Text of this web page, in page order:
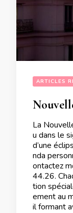
ARTICLES
La
u dans le
d’une
nda
ontactez
44.26.
tion
ement au
il formant